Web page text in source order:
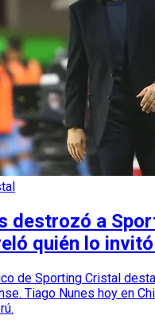
destrozó a
quién lo
de Sporting Cristal
Tiago Nunes hoy en